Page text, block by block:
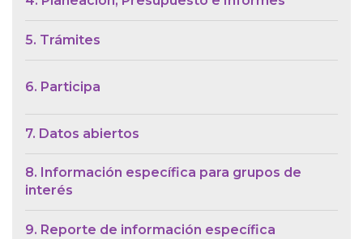
5. Trámites
6. Participa
7. Datos abiertos
8. Información específica para grupos de
interés
9. Reporte de información específica